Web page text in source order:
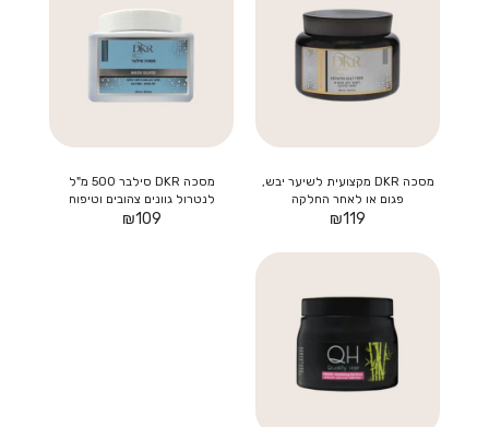
מסכה DKR מקצועית לשיער יבש,
פגום או לאחר החלקה
₪119
מסכה DKR סילבר 500 מ"ל
לנטרול גוונים צהובים וטיפוח
בלונדיני זוהר
₪109